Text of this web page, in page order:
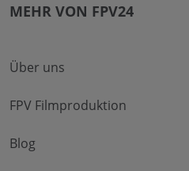
MEHR VON FPV24
Über uns
FPV Filmproduktion
Blog